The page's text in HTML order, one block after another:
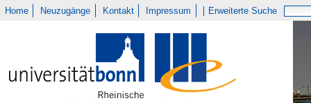
Home Neuzugänge Kontakt Impressum Erweiterte Suche